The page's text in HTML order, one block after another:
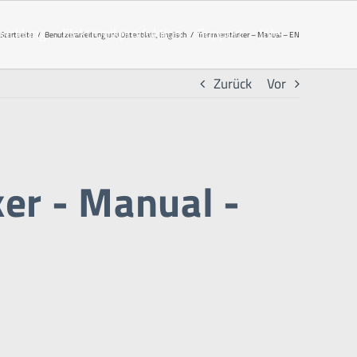
Elektronikproduktion Support Jobs
Startseite Benutzeranleitung und Datenblatt Englisch Trennverstärker – Manual – EN
Zurück Vor
- Manual -